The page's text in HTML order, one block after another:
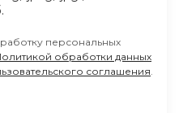
персональных
обработки данных
соглашения